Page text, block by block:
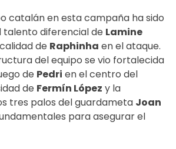
catalán en esta campaña ha sido
talento diferencial de Lamine
de Raphinha en el ataque.
del equipo se vio fortalecida
de Pedri en el centro del
de Fermín López y la
tres palos del guardameta Joan
para asegurar el